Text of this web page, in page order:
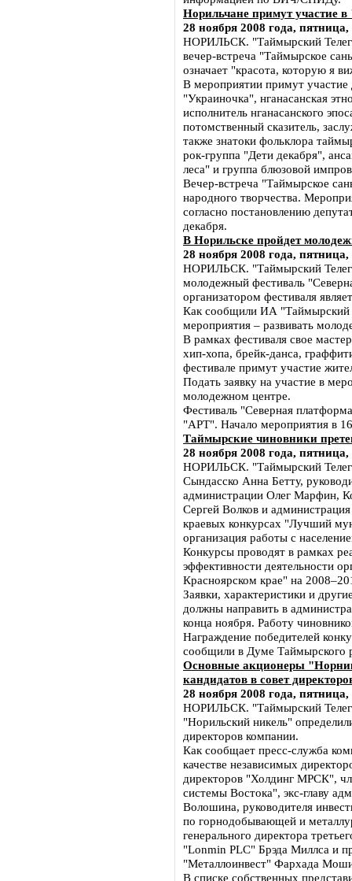
Норильчане примут участие
28 ноября 2008 года, пятница,
НОРИЛЬСК. "Таймырский
вечер-встреча "Таймырское
означает "красота, которую я
В мероприятии примут
"Украиночка", нганасанская
исполнитель нганасанского
потомственный сказитель,
также знатоки фольклора
рок-группа "Дети декабря",
леса" и группа блюзовой
Вечер-встреча "Таймырское
народного творчества.
согласно постановлению
декабря.
В Норильске пройдет
28 ноября 2008 года, пятница,
НОРИЛЬСК. "Таймырский
молодежный фестиваль
организатором фестиваля
Как сообщили ИА "Таймырский
мероприятия – развивать
В рамках фестиваля свое
хип-хопа, брейк-данса,
фестивале примут участие
Подать заявку на участие в
молодежном центре.
Фестиваль "Северная
"АРТ". Начало мероприятия в
Таймырские чиновники
28 ноября 2008 года, пятница,
НОРИЛЬСК. "Таймырский
Сындасско Анна Бетту,
администрации Олег Марфин,
Сергей Волков и
краевых конкурсах "Лучший
организация работы с
Конкурсы проводят в рамках
эффективности деятельности
Красноярском крае" на
Заявки, характеристики и
должны направить в
конца ноября. Работу
Награждение победителей
сообщили в Думе Таймырского
Основные акционеры
кандидатов в совет
28 ноября 2008 года, пятница,
НОРИЛЬСК. "Таймырский
"Норильский никель"
директоров компании.
Как сообщает пресс-служба
качестве независимых
директоров "Холдинг МРСК",
системы Востока", экс-главу
Волошина, руководителя
по горнодобывающей и
генерального директора
"Lonmin PLC" Брэда Миллса и
"Металлоинвест" Фархада
В списке собственных